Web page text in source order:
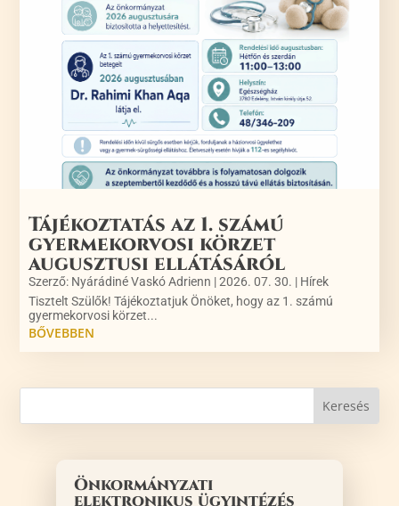
Tájékoztatás az 1. számú
gyermekorvosi körzet
augusztusi ellátásáról
Szerző: Nyárádiné Vaskó Adrienn |2026. 07. 30. | Hírek
Tisztelt Szülők! Tájékoztatjuk Önöket, hogy az 1. számú
gyermekorvosi körzet...
BŐVEBBEN
Önkormányzati
elektronikus ügyintézés